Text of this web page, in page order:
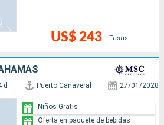
US$ 243 +Tasas
d Puerto Canaveral 27/01/2028
Niños Gratis
Oferta en paquete de bebidas